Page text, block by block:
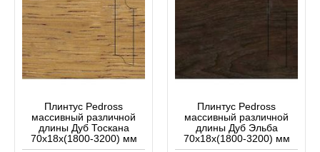
Плинтус Pedross
массивный различной
длины Дуб Тоскана
70x18x(1800-3200) мм
Плинтус Pedross
массивный различной
длины Дуб Эльба
70x18x(1800-3200) мм